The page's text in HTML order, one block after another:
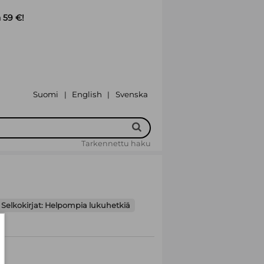
59 €!
Suomi | English | Svenska
Tarkennettu haku
Selkokirjat: Helpompia lukuhetkiä